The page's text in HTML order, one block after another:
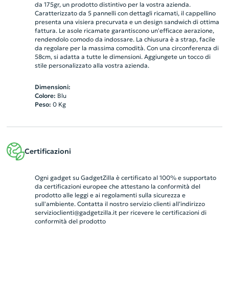
da 175gr, un prodotto distintivo per la vostra azienda.
Caratterizzato da 5 pannelli con dettagli ricamati, il cappellino
presenta una visiera precurvata e un design sandwich di ottima
fattura. Le asole ricamate garantiscono un'efficace aerazione,
rendendolo comodo da indossare. La chiusura è a strap, facile
da regolare per la massima comodità. Con una circonferenza di
58cm, si adatta a tutte le dimensioni. Aggiungete un tocco di
stile personalizzato alla vostra azienda.
Dimensioni:
Colore: Blu
Peso: 0Kg
Certificazioni
Ogni gadget su GadgetZilla è certificato al 100% e supportato
da certificazioni europee che attestano la conformità del
prodotto alle leggi e ai regolamenti sulla sicurezza e
sull'ambiente. Contatta il nostro servizio clienti all’indirizzo
servizioclienti@gadgetzilla.itper ricevere le certificazioni di
conformità del prodotto